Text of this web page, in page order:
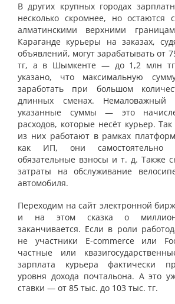
В других крупных городах
несколько скромнее, но остаются
алматинскими верхними
Караганде курьеры на заказах,
объявлений, могут зарабатывать от
тг, а в Шымкенте — до 1,2 млн
указано, что максимальную
заработать при большом
длинных сменах.
указанные суммы — это
расходов, которые несёт курьер.
из них работают в рамках
как ИП, они самостоятельно
обязательные взносы и т. д. Также
затраты на обслуживание
автомобиля.
Переходим на сайт электронной
и на этом сказка о
заканчивается. Если в роли
не участники E-commerce или
частные или
зарплата курьера фактически
уровня дохода почтальона. А это
ставки — от 85 тыс. до 103 тыс. тг.